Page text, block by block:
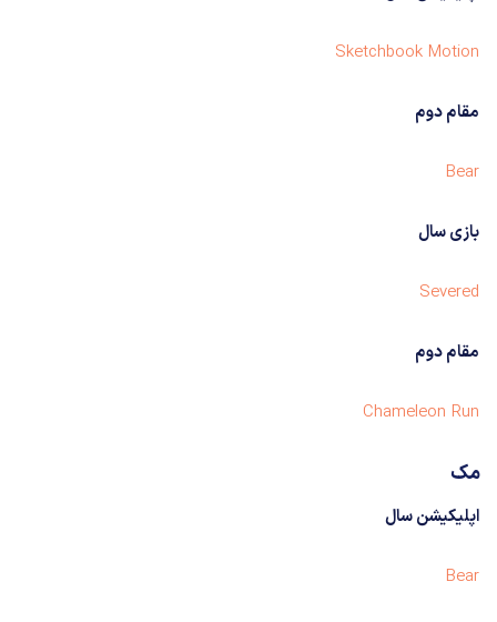
Sketchbook Motion
مقام دوم
Bear
بازی سال
Severed
مقام دوم
Chameleon Run
مک
اپلیکیشن سال
Bear